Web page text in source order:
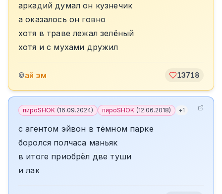
аркадий думал он кузнечик
а оказалось он говно
хотя в траве лежал зелёный
хотя и с мухами дружил
©ай эм 13718
пироSHOK (16.09.2024) пироSHOK (12.06.2018) +1
с агентом эйвон в тёмном парке
боролся полчаса маньяк
в итоге приобрёл две туши
и лак